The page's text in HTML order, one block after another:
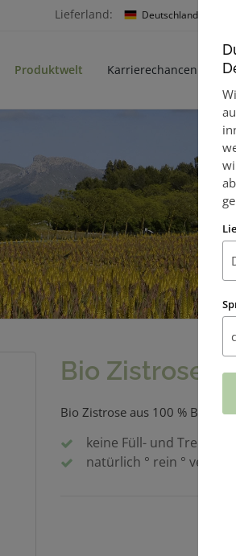
Lieferland: Deutschland
Produktwelt Karrierechancen
Bio Zistrose
Bio Zistrose aus 100 % Bio
keine Füll- und
natürlich ° rein ° vegan